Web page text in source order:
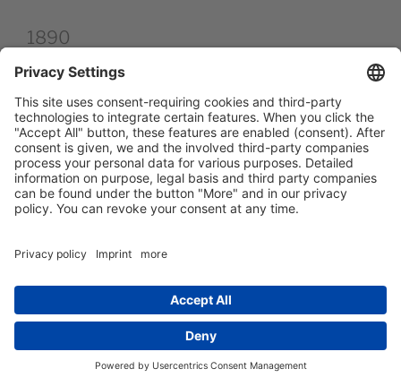
1890
Neue Kup­fer­be­da­chung des Tur­mes (anstel­le der
bishe­ri­gen Schindeln).
1908
Hin­ter dem Hochal­tar wird eine neue Orgel (zwei
1928/31
Innen­re­no­vie­rung der Kir­che (bis auf die
Deckengemälde).